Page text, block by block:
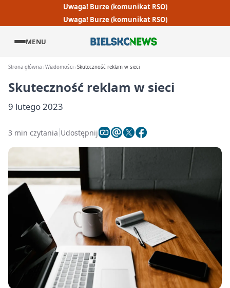
Uwaga! Burze (komunikat RSO)
Uwaga! Burze (komunikat RSO)
MENU
Strona główna Wiadomości Skuteczność reklam w sieci
Skuteczność reklam w sieci
9 lutego 2023
3 min czytania Udostępnij